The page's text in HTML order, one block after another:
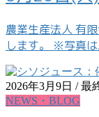
農業生産法人 有
します。 ※写真は
2026年3月9日 / 最
NEWS・BLOG